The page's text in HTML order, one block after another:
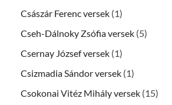
Császár Ferenc versek (1)
Cseh-Dálnoky Zsófia versek (5)
Csernay József versek (1)
Csizmadia Sándor versek (1)
Csokonai Vitéz Mihály versek (15)